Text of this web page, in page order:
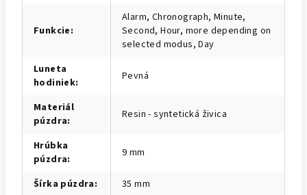
Funkcie:
Alarm, Chronograph, Minute,
Second, Hour, more depending on
selected modus, Day
Luneta
hodiniek: Pevná
Materiál
púzdra: Resin - syntetická živica
Hrúbka
púzdra: 9 mm
Šírka púzdra:
35 mm